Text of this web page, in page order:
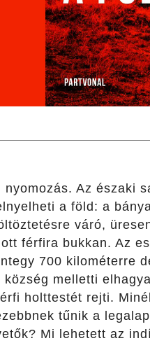
Az északi
a föld: a
váró,
férfira bukkan. Az
700 kilométerre
melletti
holttestét rejti.
tűnik a
Mi lehetett az